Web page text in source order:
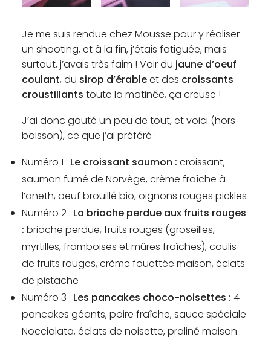
Je me suis rendue chez Mousse pour y réaliser
un shooting, et à la fin, j’étais fatiguée, mais
surtout, j’avais très faim ! Voir du jaune d’oeuf
coulant, du sirop d’érableet des croissants
croustillants toute la matinée, ça creuse !
J’ai donc gouté un peu de tout, et voici (hors
boisson), ce que j’ai préféré :
Numéro 1 : Le croissant saumon : croissant,
saumon fumé de Norvège, crème fraîche à
l’aneth, oeuf brouillé bio, oignons rouges pickles
Numéro 2 : La brioche perdue aux fruits rouges
: brioche perdue, fruits rouges (groseilles,
myrtilles, framboises et mûres fraîches), coulis
de fruits rouges, crème fouettée maison, éclats
de pistache
Numéro 3 : Les pancakes choco-noisettes : 4
pancakes géants, poire fraîche, sauce spéciale
Noccialata, éclats de noisette, praliné maison